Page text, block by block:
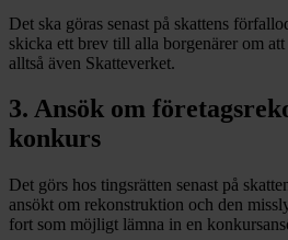
Det ska göras senast på skattens
skicka ett brev till alla borgenärer om
alltså även Skatteverket.
3. Ansök om
konkurs
Det görs hos tingsrätten senast på
ansökt om rekonstruktion och den
fort som möjligt lämna in en